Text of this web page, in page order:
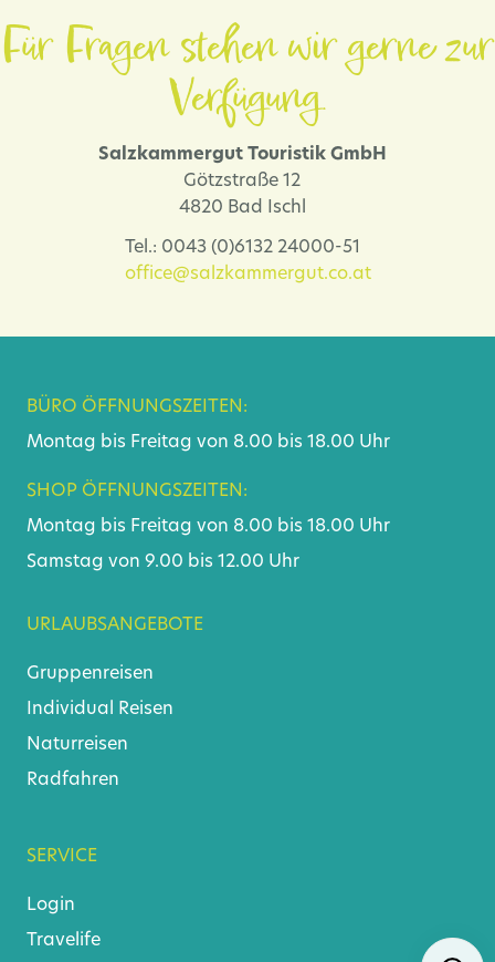
Für Fragen stehen wir gerne zur
Verfügung.
Salzkammergut Touristik GmbH
Götzstraße 12
4820 Bad Ischl
Tel.: 0043 (0)6132 24000-51
office@salzkammergut.co.at
BÜRO ÖFFNUNGSZEITEN:
Montag bis Freitag von 8.00 bis 18.00 Uhr
SHOP ÖFFNUNGSZEITEN:
Montag bis Freitag von 8.00 bis 18.00 Uhr
Samstag von 9.00 bis 12.00 Uhr
URLAUBSANGEBOTE
Gruppenreisen
Individual Reisen
Naturreisen
Radfahren
SERVICE
Login
Travelife
Skip